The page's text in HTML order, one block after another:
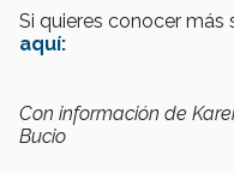
Si quieres conocer más
aquí:
Con información de
Bucio